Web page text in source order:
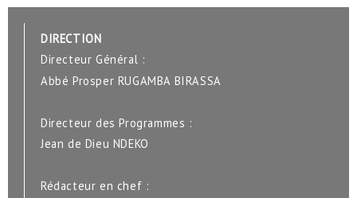
DIRECTION
Directeur Général :
Abbé Prosper RUGAMBA BIRASSA
Directeur des Programmes :
Jean de Dieu NDEKO
Rédacteur en chef :